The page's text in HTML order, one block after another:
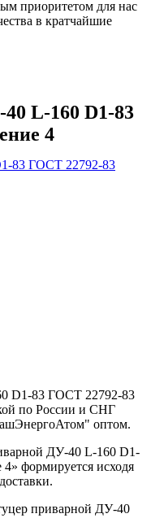
приоритетом для нас
в кратчайшие
L-160 D1-83
4
D1-83 ГОСТ 22792-83
по России и СНГ
оптом.
ДУ-40 L-160 D1-
формируется исходя
приварной ДУ-40